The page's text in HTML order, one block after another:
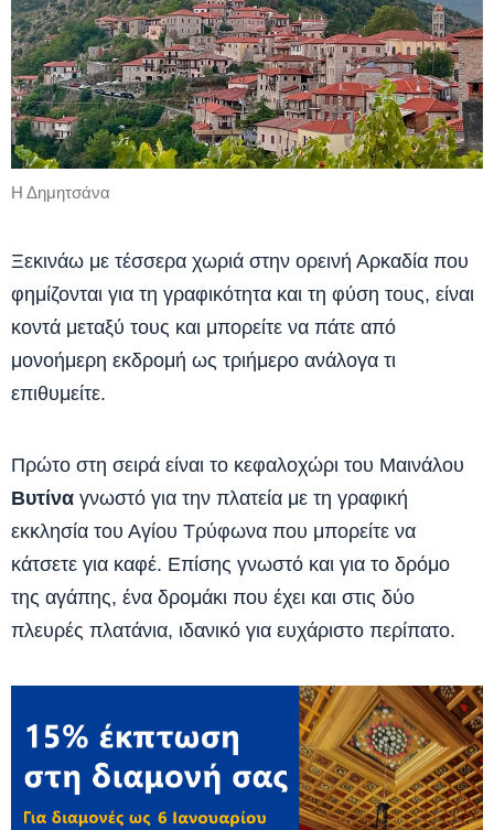
Η Δημητσάνα
Ξεκινάω με τέσσερα χωριά στην ορεινή Αρκαδία που
φημίζονται για τη γραφικότητα και τη φύση τους, είναι
κοντά μεταξύ τους και μπορείτε να πάτε από
μονοήμερη εκδρομή ως τριήμερο ανάλογα τι
επιθυμείτε.
Πρώτο στη σειρά είναι το κεφαλοχώρι του Μαινάλου
Βυτίνα γνωστό για την πλατεία με τη γραφική
εκκλησία του Αγίου Τρύφωνα που μπορείτε να
κάτσετε για καφέ. Επίσης γνωστό και για το δρόμο
της αγάπης, ένα δρομάκι που έχει και στις δύο
πλευρές πλατάνια, ιδανικό για ευχάριστο περίπατο.